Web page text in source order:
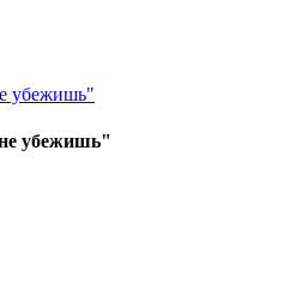
убежишь"